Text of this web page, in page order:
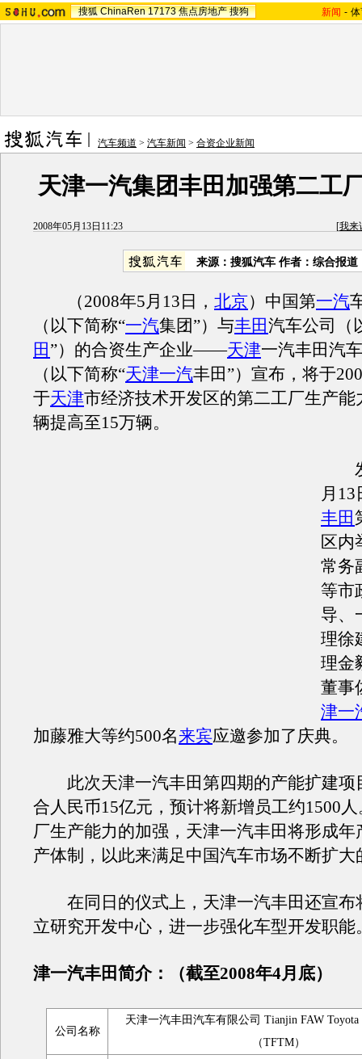
搜狐 ChinaRen 17173 焦点房地产 搜狗 新闻 -
汽车频道 > 汽车新闻 > 合资企业新闻
天津一汽集团丰田加强第二工
2008年05月13日11:23 [我来
来源：搜狐汽车 作者：综合报道
（2008年5月13日， 北京）中国第一汽
（以下简称“一汽集团”）与丰田汽车公司（
田”）的合资生产企业——天津一汽丰田汽
（以下简称“天津一汽丰田”）宣布，将于
于天津市经济技术开发区的第二工厂生产能
辆提高至15万辆。
发
月13
丰田
区内
常务
等市
导、
理徐
理金
董事
津一
加藤雅大等约500名来宾应邀参加了庆典。
此次天津一汽丰田第四期的产能扩建项
合人民币15亿元，预计将新增员工约1500
厂生产能力的加强，天津一汽丰田将形成年
产体制，以此来满足中国汽车市场不断扩大
在同日的仪式上，天津一汽丰田还宣布
立研究开发中心，进一步强化车型开发职能
津一汽丰田简介：（截至2008年4月底）
公司名称
天津一汽丰田汽车有限公司 Tianjin FAW
（TFTM）